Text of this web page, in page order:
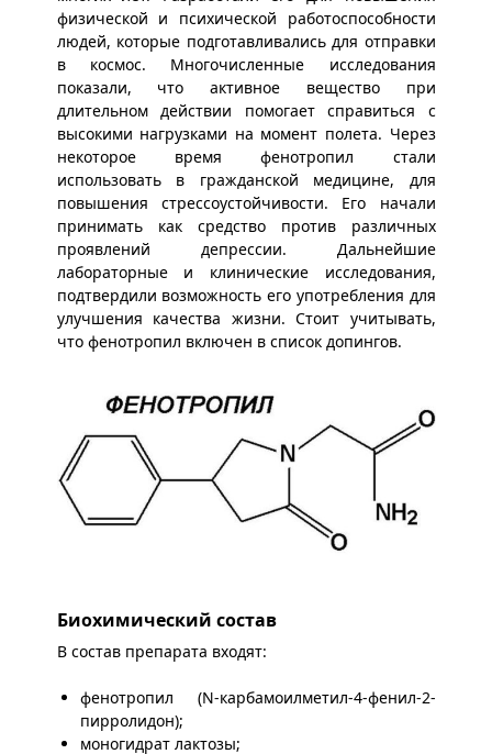
физической и психической работоспособности
людей, которые подготавливались для отправки
в космос. Многочисленные исследования
показали, что активное вещество при
длительном действии помогает справиться с
высокими нагрузками на момент полета. Через
некоторое время фенотропил стали
использовать в гражданской медицине, для
повышения стрессоустойчивости. Его начали
принимать как средство против различных
проявлений депрессии. Дальнейшие
лабораторные и клинические исследования,
подтвердили возможность его употребления для
улучшения качества жизни. Стоит учитывать,
что фенотропил включен в список допингов.
Биохимический состав
В состав препарата входят:
фенотропил (N-карбамоилметил-4-фенил-2-
пирролидон);
моногидрат лактозы;